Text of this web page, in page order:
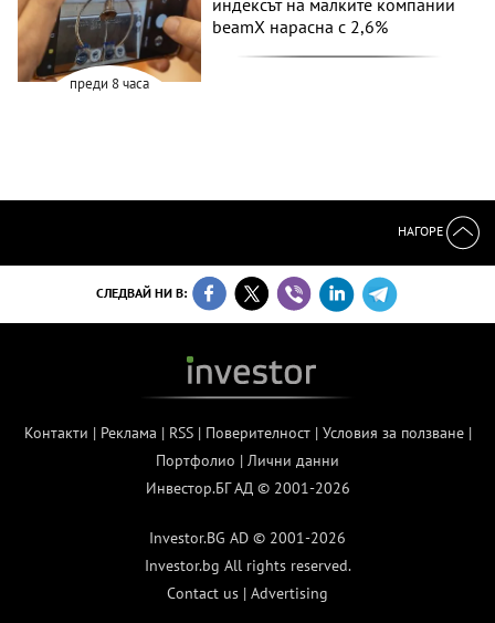
преди 8 часа
индексът на малките компании
beamX нарасна с 2,6%
НАГОРЕ
СЛЕДВАЙ НИ В:
Контакти | Реклама | RSS| Поверителност| Условия за ползване|
Портфолио | Лични данни
Инвестор.БГ АД © 2001-2026
Investor.BG AD © 2001-2026
Investor.bg All rights reserved.
Contact us | Advertising